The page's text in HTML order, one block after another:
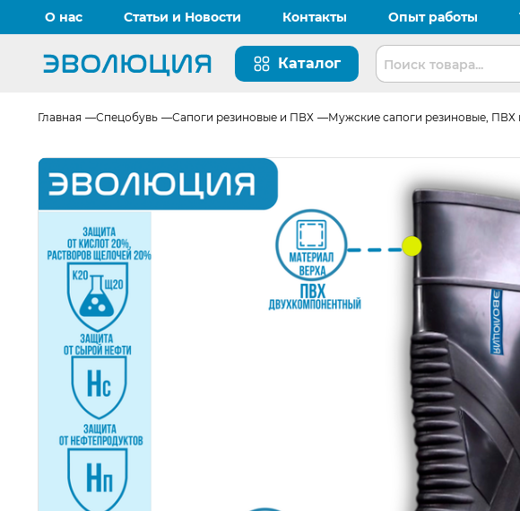
О нас Статьи и Новости Контакты Опыт работы
Перейти на главную страницу
Каталог
Главная Спецобувь Сапоги резиновые и ПВХ Мужские сапоги резиновые, ПВХ